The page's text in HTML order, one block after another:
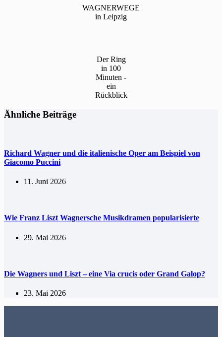
WAGNERWEGE
in Leipzig
Der Ring
in 100
Minuten -
ein
Rückblick
Ähnliche Beiträge
Richard Wagner und die italienische Oper am Beispiel von
Giacomo Puccini
11. Juni 2026
Wie Franz Liszt Wagnersche Musikdramen popularisierte
29. Mai 2026
Die Wagners und Liszt – eine Via crucis oder Grand Galop?
23. Mai 2026